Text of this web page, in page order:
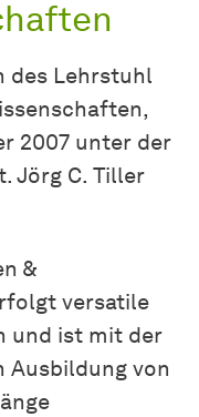
des Lehrstuhl
2007 unter der
Jörg C. Tiller
&
versatile
und ist mit der
von